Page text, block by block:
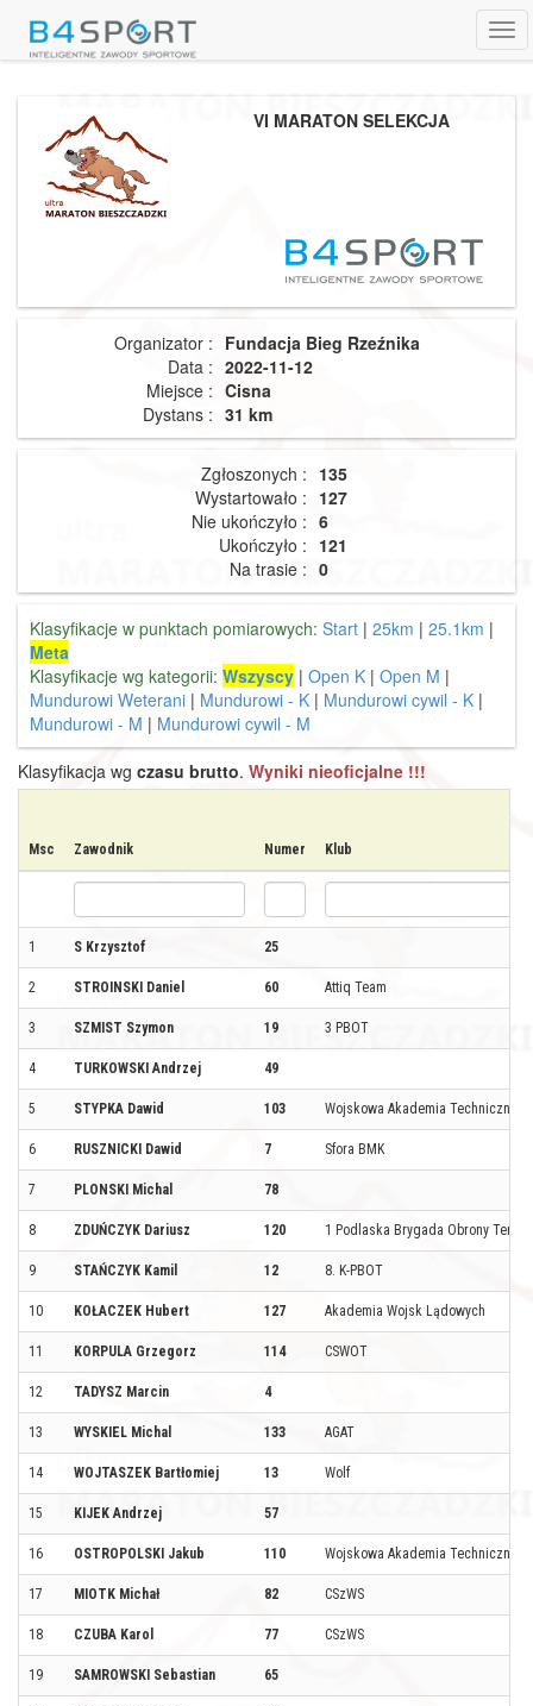
VI MARATON SELEKCJA
Organizator : Fundacja Bieg Rzeźnika
Data : 2022-11-12
Miejsce : Cisna
Dystans : 31 km
Zgłoszonych : 135
Wystartowało : 127
Nie ukończyło : 6
Ukończyło : 121
Na trasie : 0
Klasyfikacje w punktach pomiarowych: Start | 25km | 25.1km |
Meta
Klasyfikacje wg kategorii: Wszyscy | Open K | Open M |
Mundurowi Weterani | Mundurowi - K | Mundurowi cywil - K |
Mundurowi - M | Mundurowi cywil - M
Klasyfikacja wg czasu brutto. Wyniki nieoficjalne !!!
Msc Zawodnik Numer Klub
1 S Krzysztof 25
2 STROINSKI Daniel 60 Attiq Team
3 SZMIST Szymon 19 3 PBOT
4 TURKOWSKI Andrzej 49
5 STYPKA Dawid 103 Wojskowa Akademia Techniczna
6 RUSZNICKI Dawid 7 Sfora BMK
7 PLONSKI Michal 78
8 ZDUŃCZYK Dariusz 120 1 Podlaska Brygada Obrony
9 STAŃCZYK Kamil 12 8. K-PBOT
10 KOŁACZEK Hubert 127 Akademia Wojsk Lądowych
11 KORPULA Grzegorz 114 CSWOT
12 TADYSZ Marcin 4
13 WYSKIEL Michal 133 AGAT
14 WOJTASZEK Bartłomiej 13 Wolf
15 KIJEK Andrzej 57
16 OSTROPOLSKI Jakub 110 Wojskowa Akademia Techniczna
17 MIOTK Michał 82 CSzWS
18 CZUBA Karol 77 CSzWS
19 SAMROWSKI Sebastian 65